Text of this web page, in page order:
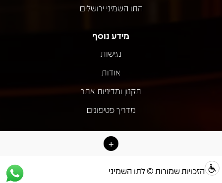
התו השמיני ירושלים
מידע נוסף
נגישות
אודות
תקנון ומדיניות אתר
מדריך פטיפונים
כל הזכויות שמורות © לתו השמיני